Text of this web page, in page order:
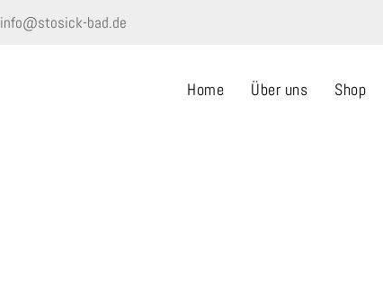
info@stosick-bad.de
Home Über uns Shop